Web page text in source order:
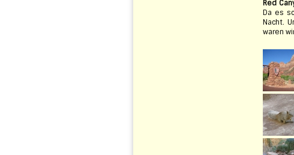
Red
Da es
Nacht.
waren